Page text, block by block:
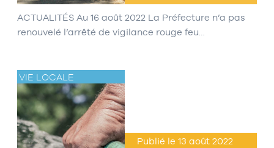
ACTUALITÉS Au 16 août 2022 La Préfecture n’a pas
renouvelé l’arrêté de vigilance rouge feu…
VIE LOCALE
Publié le 13 août 2022